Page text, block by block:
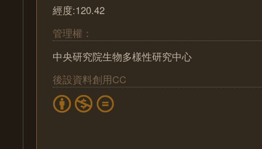
經度:120.42
管理權：
中央研究院生物多樣性研究中心
後設資料創用CC